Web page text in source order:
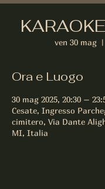
ven 30 mag
  |
Ora e Luogo
30 mag 2025, 20:30 –
Cesate, Ingresso
cimitero, Via Dante
MI, Italia